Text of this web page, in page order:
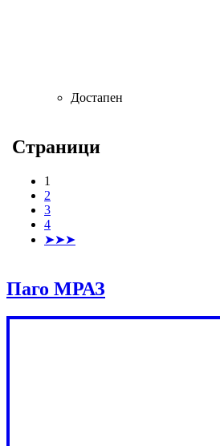
Достапен
Страници
1
2
3
4
➤➤➤
Паго МРАЗ